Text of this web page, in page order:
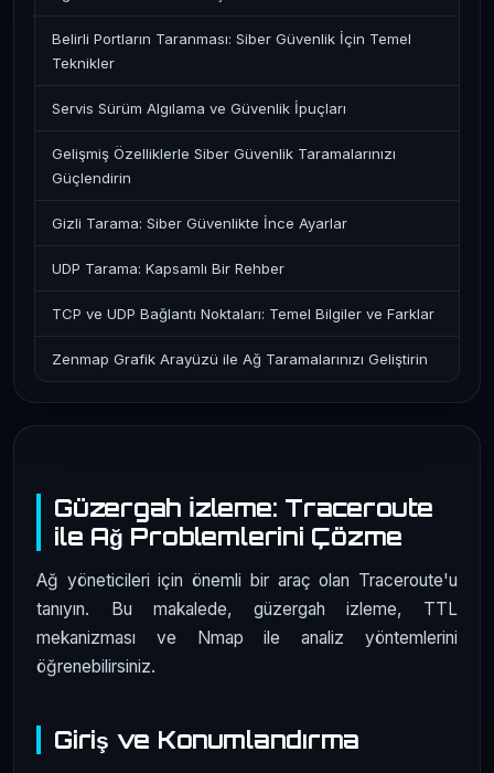
Güzergah İzleme: Traceroute
ile Ağ Problemlerini Çözme
Ağ yöneticileri için önemli bir araç olan Traceroute'u
tanıyın. Bu makalede, güzergah izleme, TTL
mekanizması ve Nmap ile analiz yöntemlerini
öğrenebilirsiniz.
Giriş ve Konumlandırma
Belirli Portların Taranması: Siber Güvenlik İçin Temel
Teknikler
Servis Sürüm Algılama ve Güvenlik İpuçları
Gelişmiş Özelliklerle Siber Güvenlik Taramalarınızı
Güçlendirin
Gizli Tarama: Siber Güvenlikte İnce Ayarlar
UDP Tarama: Kapsamlı Bir Rehber
TCP ve UDP Bağlantı Noktaları: Temel Bilgiler ve Farklar
Zenmap Grafik Arayüzü ile Ağ Taramalarınızı Geliştirin